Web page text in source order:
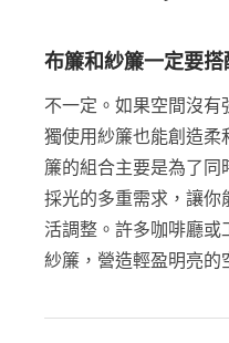
布簾和紗簾一定要搭
不一定。如果空間沒有
獨使用紗簾也能創造柔
簾的組合主要是為了同
採光的多重需求，讓你
活調整。許多咖啡廳或
紗簾，營造輕盈明亮的